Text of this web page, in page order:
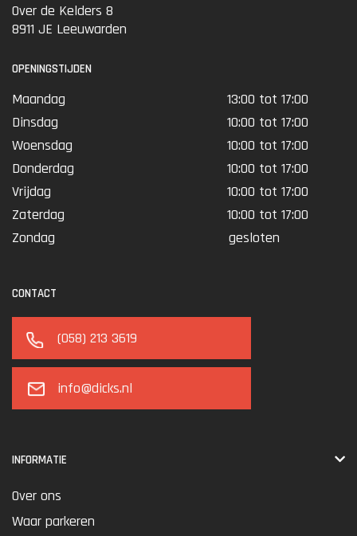
Over de Kelders 8
8911 JE Leeuwarden
OPENINGSTIJDEN
Maandag
13:00 tot 17:00
Dinsdag
10:00 tot 17:00
Woensdag
10:00 tot 17:00
Donderdag
10:00 tot 17:00
Vrijdag
10:00 tot 17:00
Zaterdag
10:00 tot 17:00
Zondag
gesloten
CONTACT
(058) 213 3619
info@dicks.nl
INFORMATIE
Over ons
Waar parkeren